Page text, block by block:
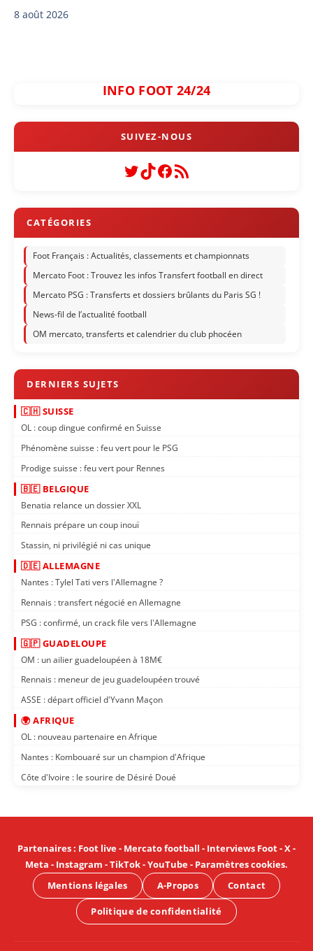
8 août 2026
INFO FOOT 24/24
Twitter
TikTok
Facebook
Flux RSS
Foot Français : Actualités, classements et championnats
Mercato Foot : Trouvez les infos Transfert football en direct
Mercato PSG : Transferts et dossiers brûlants du Paris SG !
News-fil de l’actualité football
OM mercato, transferts et calendrier du club phocéen
🇨🇭 SUISSE
OL : coup dingue confirmé en Suisse
Phénomène suisse : feu vert pour le PSG
Prodige suisse : feu vert pour Rennes
🇧🇪 BELGIQUE
Benatia relance un dossier XXL
Rennais prépare un coup inouï
Stassin, ni privilégié ni cas unique
🇩🇪 ALLEMAGNE
Nantes : Tylel Tati vers l'Allemagne ?
Rennais : transfert négocié en Allemagne
PSG : confirmé, un crack file vers l'Allemagne
🇬🇵 GUADELOUPE
OM : un ailier guadeloupéen à 18M€
Rennais : meneur de jeu guadeloupéen trouvé
ASSE : départ officiel d'Yvann Maçon
🌍 AFRIQUE
OL : nouveau partenaire en Afrique
Nantes : Kombouaré sur un champion d'Afrique
Côte d'Ivoire : le sourire de Désiré Doué
Partenaires: Foot live- Mercato football - Interviews Foot-X-
Meta - Instagram -TikTok-YouTube- Paramètres cookies.
Mentions légales
A-Propos Contact
Politique de confidentialité